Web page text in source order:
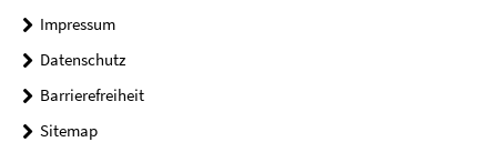
Impressum
Datenschutz
Barrierefreiheit
Sitemap